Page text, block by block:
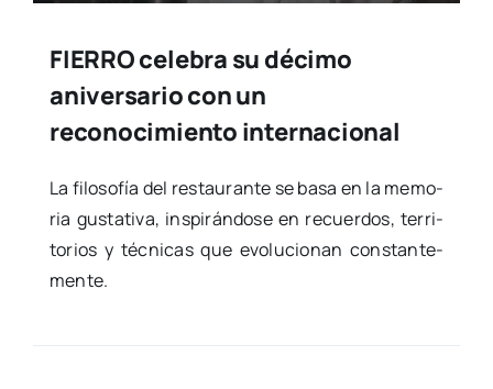
FIERRO celebra su décimo
aniversario con un
reconocimiento internacional
La filo­so­fía del res­tau­ran­te se basa en la memo­
ria gus­ta­ti­va, ins­pi­rán­do­se en recuer­dos, terri­
to­rios y téc­ni­cas que evo­lu­cio­nan cons­tan­te­
men­te.